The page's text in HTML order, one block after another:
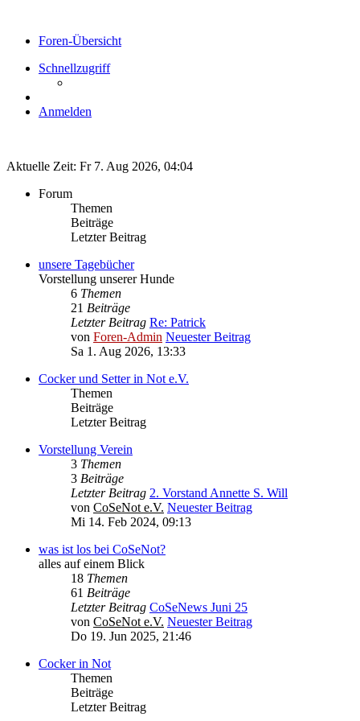
Foren-Übersicht
Schnellzugriff
Anmelden
Aktuelle Zeit: Fr 7. Aug 2026, 04:04
Forum
Themen
Beiträge
Letzter Beitrag
unsere Tagebücher
Vorstellung unserer Hunde
6 Themen
21 Beiträge
Letzter Beitrag Re: Patrick
von Foren-Admin Neuester Beitrag
Sa 1. Aug 2026, 13:33
Cocker und Setter in Not e.V.
Themen
Beiträge
Letzter Beitrag
Vorstellung Verein
3 Themen
3 Beiträge
Letzter Beitrag 2. Vorstand Annette S. Will
von CoSeNot e.V. Neuester Beitrag
Mi 14. Feb 2024, 09:13
was ist los bei CoSeNot?
alles auf einem Blick
18 Themen
61 Beiträge
Letzter Beitrag CoSeNews Juni 25
von CoSeNot e.V. Neuester Beitrag
Do 19. Jun 2025, 21:46
Cocker in Not
Themen
Beiträge
Letzter Beitrag